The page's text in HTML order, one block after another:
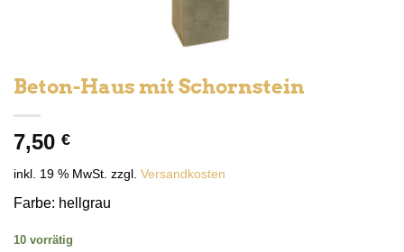
Beton-Haus mit Schornstein
7,50 €
inkl. 19 % MwSt. zzgl. Versandkosten
Farbe: hellgrau
10 vorrätig